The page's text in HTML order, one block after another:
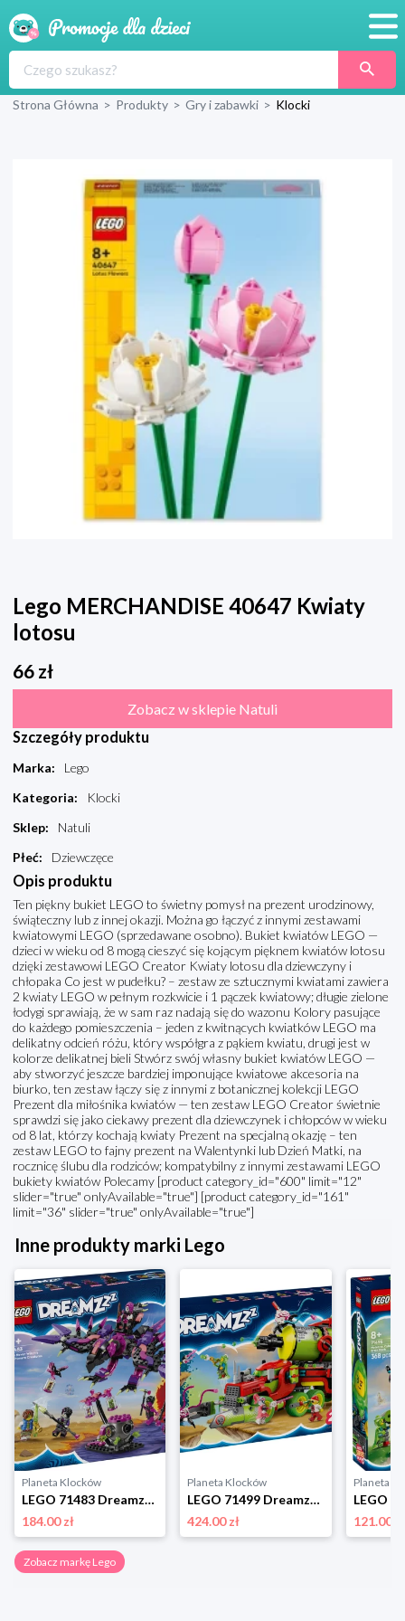
Produkty
Blog
Wyprawka
Strona Główna > Produkty > Gry i zabawki > Klocki
Lego MERCHANDISE 40647 Kwiaty
lotosu
66 zł
Zobacz w sklepie Natuli
Szczegóły produktu
Marka:
Lego
Kategoria:
Klocki
Sklep:
Natuli
Płeć: Dziewczęce
Opis produktu
Ten piękny bukiet LEGO to świetny pomysł na prezent urodzinowy,
świąteczny lub z innej okazji. Można go łączyć z innymi zestawami
kwiatowymi LEGO (sprzedawane osobno). Bukiet kwiatów LEGO —
dzieci w wieku od 8 mogą cieszyć się kojącym pięknem kwiatów lotosu
dzięki zestawowi LEGO Creator Kwiaty lotosu dla dziewczyny i
chłopaka Co jest w pudełku? – zestaw ze sztucznymi kwiatami zawiera
2 kwiaty LEGO w pełnym rozkwicie i 1 pączek kwiatowy; długie zielone
łodygi sprawiają, że w sam raz nadają się do wazonu Kolory pasujące
do każdego pomieszczenia – jeden z kwitnących kwiatków LEGO ma
delikatny odcień różu, który współgra z pąkiem kwiatu, drugi jest w
kolorze delikatnej bieli Stwórz swój własny bukiet kwiatów LEGO —
aby stworzyć jeszcze bardziej imponujące kwiatowe akcesoria na
biurko, ten zestaw łączy się z innymi z botanicznej kolekcji LEGO
Prezent dla miłośnika kwiatów — ten zestaw LEGO Creator świetnie
sprawdzi się jako ciekawy prezent dla dziewczynek i chłopców w wieku
od 8 lat, którzy kochają kwiaty Prezent na specjalną okazję – ten
zestaw LEGO to fajny prezent na Walentynki lub Dzień Matki, na
rocznicę ślubu dla rodziców; kompatybilny z innymi zestawami LEGO
bukiety kwiatów Polecamy [product category_id="600" limit="12"
slider="true" onlyAvailable="true"] [product category_id="161"
limit="36" slider="true" onlyAvailable="true"]
Inne produkty marki Lego
Planeta Klocków
LEGO 71483 Dreamzzz Stwory z koszmarów Nigdywiedźmy Lego
184.00 zł
Planeta Klocków
LEGO 71499 Dreamzzz Sprayowa ciężarówka Mateo Lego
424.00 zł
Planeta
121.00 zł
Zobacz markę Lego